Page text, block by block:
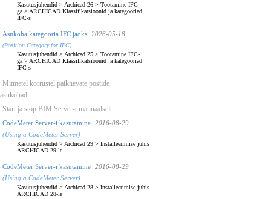
Kasutusjuhendid > Archicad 26 > Töötamine IFC-
ga > ARCHICAD Klassifikatsioonid ja kategooriad
IFC-s
Asukoha kategooria IFC jaoks 2026-05-18
(Position Category for IFC)
Kasutusjuhendid > Archicad 25 > Töötamine IFC-
ga > ARCHICAD Klassifikatsioonid ja kategooriad
IFC-s
Mitmetel korrustel paiknevate postide
asukohad
Start ja stop BIM Server-t manuaalselt
CodeMeter Server-i kasutamine
2016-08-29
(Using a CodeMeter Server)
Kasutusjuhendid > Archicad 29 > Installeerimise juhis
ARCHICAD 29-le
CodeMeter Server-i kasutamine
2016-08-29
(Using a CodeMeter Server)
Kasutusjuhendid > Archicad 28 > Installeerimise juhis
ARCHICAD 28-le